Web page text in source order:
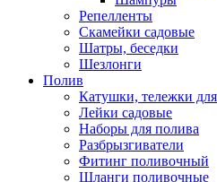
Репелленты
Скамейки садовые
Шатры, беседки
Шезлонги
Полив
Катушки, тележки
Лейки садовые
Наборы для полива
Разбрызгиватели
Фитинг поливочный
Шланги поливочные